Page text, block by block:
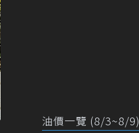
油價一覽 (8/3~8/9)